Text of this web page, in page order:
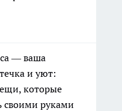
— ваша
и уют:
которые
своими руками